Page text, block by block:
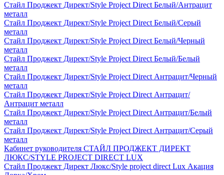
Стайл Проджект Директ/Style Project Direct Белый/Антрацит
металл
Стайл Проджект Директ/Style Project Direct Белый/Серый
металл
Стайл Проджект Директ/Style Project Direct Белый/Черный
металл
Стайл Проджект Директ/Style Project Direct Белый/Белый
металл
Стайл Проджект Директ/Style Project Direct Антрацит/Черный
металл
Стайл Проджект Директ/Style Project Direct Антрацит/
Антрацит металл
Стайл Проджект Директ/Style Project Direct Антрацит/Белый
металл
Стайл Проджект Директ/Style Project Direct Антрацит/Серый
металл
Кабинет руководителя СТАЙЛ ПРОДЖЕКТ ДИРЕКТ
ЛЮКС/STYLE PROJECT DIRECT LUX
Стайл Проджект Директ Люкс/Style project direct Lux Акация